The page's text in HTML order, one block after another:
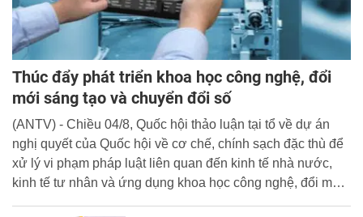
Thúc đẩy phát triển khoa học công nghệ, đổi
mới sáng tạo và chuyển đổi số
(ANTV) - Chiều 04/8, Quốc hội thảo luận tại tổ về dự án
nghị quyết của Quốc hội về cơ chế, chính sạch đặc thù để
xử lý vi phạm pháp luật liên quan đến kinh tế nhà nước,
kinh tế tư nhân và ứng dụng khoa học công nghệ, đổi mới
sáng tạo và chuyển đổi số.